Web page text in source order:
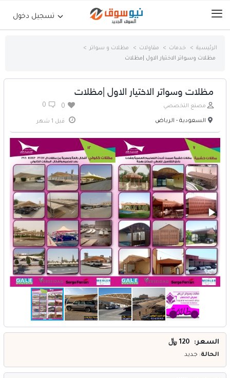
تسجيل دخول
حراج السيارات
جوالات أجهزة لوحية
إلكترونيات
عقارات
أثاث وديكورات
خدمات
المدونة
إتصل بنا
اتفاقية الاستخدام
تسجيل دخول
التسجيل في الموقع
الرئيسية خدمات مقاولات
مظلات و سواتر
مظلات وسواتر الاختيار الاول |مظلات
مظلات وسواتر الاختيار الاول |مظلات
مصنع التخصصي 0 0
قبل 1 شهر
السعر: 120 ﷼
الحالة: جديد